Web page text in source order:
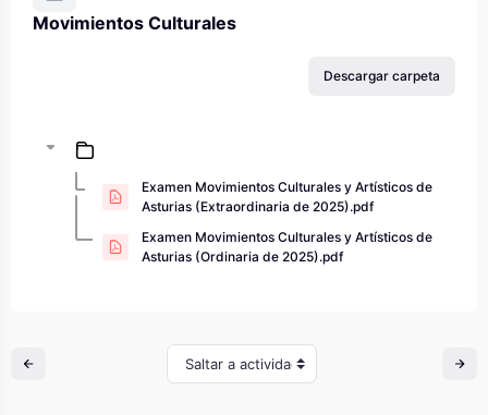
Movimientos Culturales
Descargar carpeta
Examen Movimientos Culturales y Artísticos de
Asturias (Extraordinaria de 2025).pdf
Examen Movimientos Culturales y Artísticos de
Asturias (Ordinaria de 2025).pdf
Saltar a actividad